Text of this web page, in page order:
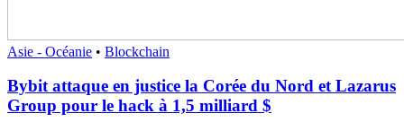
Asie - Océanie • Blockchain
Bybit attaque en justice la Corée du Nord et Lazarus
Group pour le hack à 1,5 milliard $